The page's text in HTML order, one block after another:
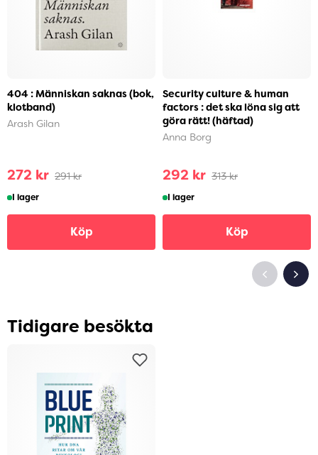
404 : Människan saknas (bok,
klotband)
Arash Gilan
272 kr 291 kr
I lager
Köp
Security culture & human
factors : det ska löna sig att
göra rätt! (häftad)
Anna Borg
292 kr 313 kr
I lager
Köp
Tidigare besökta